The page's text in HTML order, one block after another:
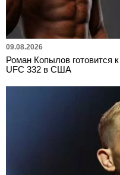
09.08.2026
Роман Копылов готовится
UFC 332 в США